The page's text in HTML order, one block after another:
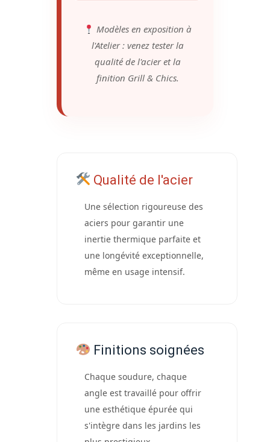
Modèles en exposition à
l'Atelier : venez tester la
qualité de l'acier et la
finition Grill & Chics.
Qualité de l'acier
Une sélection rigoureuse des
aciers pour garantir une
inertie thermique parfaite et
une longévité exceptionnelle,
même en usage intensif.
Finitions soignées
Chaque soudure, chaque
angle est travaillé pour offrir
une esthétique épurée qui
s'intègre dans les jardins les